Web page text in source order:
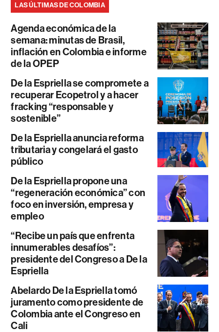
LAS ÚLTIMAS DE COLOMBIA
Agenda económica de la
semana: minutas de Brasil,
inflación en Colombia e informe
de la OPEP
De la Espriella se compromete a
recuperar Ecopetrol y a hacer
fracking “responsable y
sostenible”
De la Espriella anuncia reforma
tributaria y congelará el gasto
público
De la Espriella propone una
“regeneración económica” con
foco en inversión, empresa y
empleo
“Recibe un país que enfrenta
innumerables desafíos”:
presidente del Congreso a De la
Espriella
Abelardo De la Espriella tomó
juramento como presidente de
Colombia ante el Congreso en
Cali